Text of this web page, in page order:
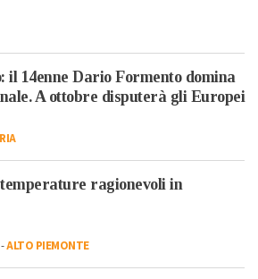
il 14enne Dario Formento domina
A ottobre disputerà gli Europei
ragionevoli in
ALTO PIEMONTE